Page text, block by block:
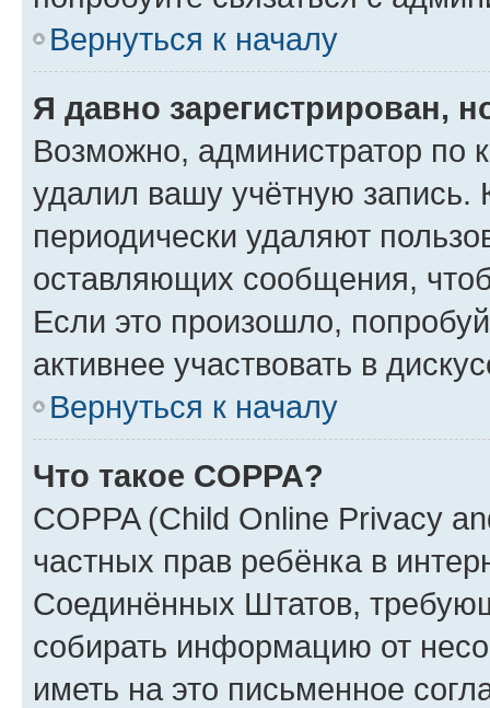
Вернуться к началу
Я давно зарегистрирован,
Возможно, администратор по
удалил вашу учётную запись.
периодически удаляют
оставляющих сообщения,
Если это произошло,
активнее участвовать в
Вернуться к началу
Что такое COPPA?
COPPA (Child Online Privacy
частных прав ребёнка в
Соединённых Штатов,
собирать информацию от
иметь на это письменное